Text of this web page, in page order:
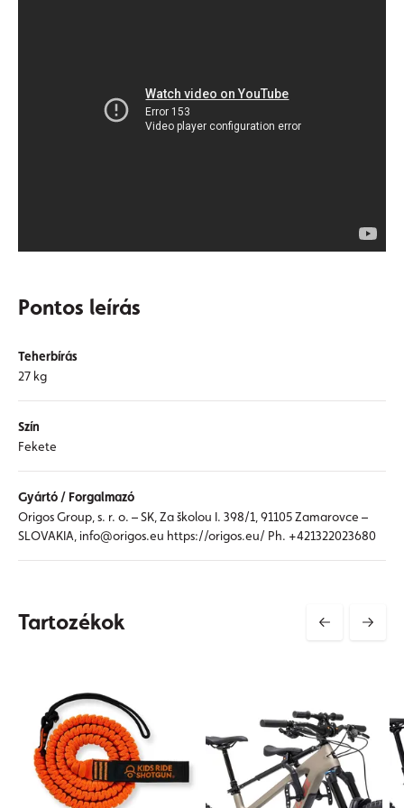
Pontos leírás
Teherbírás
27 kg
Szín
Fekete
Gyártó / Forgalmazó
Origos Group, s. r. o. – SK, Za školou I. 398/1, 91105 Zamarovce –
SLOVAKIA, info@origos.eu https://origos.eu/ Ph. +421322023680
Tartozékok